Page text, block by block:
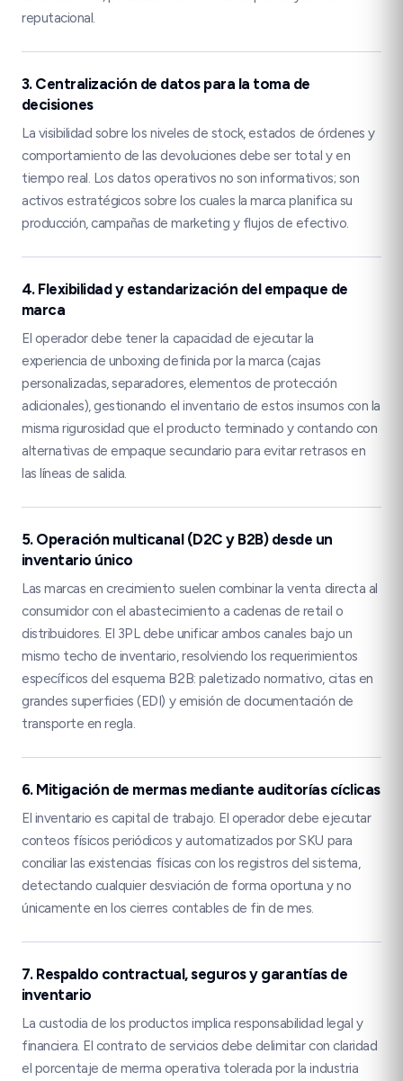
reputacional.
3. Centralización de datos para la toma de
decisiones
La visibilidad sobre los niveles de stock, estados de órdenes y
comportamiento de las devoluciones debe ser total y en
tiempo real. Los datos operativos no son informativos; son
activos estratégicos sobre los cuales la marca planifica su
producción, campañas de marketing y flujos de efectivo.
4. Flexibilidad y estandarización del empaque de
marca
El operador debe tener la capacidad de ejecutar la
experiencia de unboxing definida por la marca (cajas
personalizadas, separadores, elementos de protección
adicionales), gestionando el inventario de estos insumos con la
misma rigurosidad que el producto terminado y contando con
alternativas de empaque secundario para evitar retrasos en
las líneas de salida.
5. Operación multicanal (D2C y B2B) desde un
inventario único
Las marcas en crecimiento suelen combinar la venta directa al
consumidor con el abastecimiento a cadenas de retail o
distribuidores. El 3PL debe unificar ambos canales bajo un
mismo techo de inventario, resolviendo los requerimientos
específicos del esquema B2B: paletizado normativo, citas en
grandes superficies (EDI) y emisión de documentación de
transporte en regla.
6. Mitigación de mermas mediante auditorías cíclicas
El inventario es capital de trabajo. El operador debe ejecutar
conteos físicos periódicos y automatizados por SKU para
conciliar las existencias físicas con los registros del sistema,
detectando cualquier desviación de forma oportuna y no
únicamente en los cierres contables de fin de mes.
7. Respaldo contractual, seguros y garantías de
inventario
La custodia de los productos implica responsabilidad legal y
financiera. El contrato de servicios debe delimitar con claridad
el porcentaje de merma operativa tolerada por la industria